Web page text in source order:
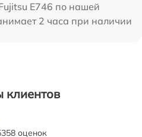
E746 по нашей
2 часа при наличии
клиентов
оценок